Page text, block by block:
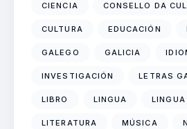
CIENCIA CONSELLO DA
CULTURA EDUCACIÓN
GALEGO GALICIA
INVESTIGACIÓN LETRAS
LIBRO LINGUA
LITERATURA MÚSICA